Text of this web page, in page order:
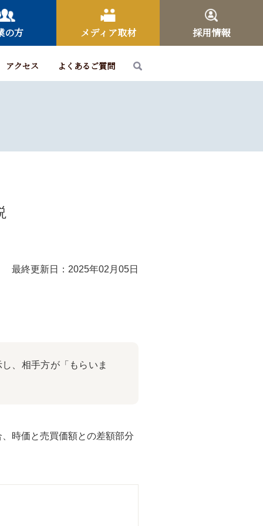
の方 メディア取材 採用情報
アクセス よくあるご質問
最終更新日：2025年02月05日
、相手方が「もらいま
時価と売買価額との差額部分